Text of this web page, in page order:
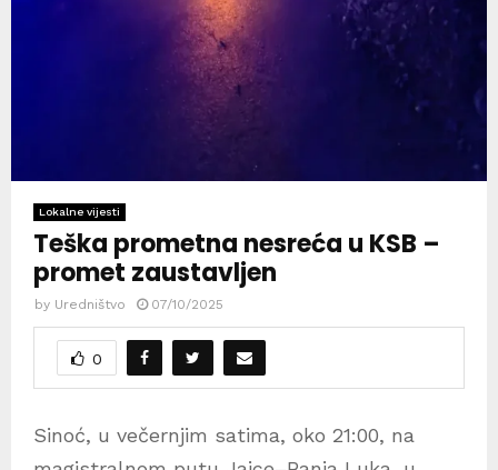
Lokalne vijesti
Teška prometna nesreća u KSB –
promet zaustavljen
by Uredništvo 07/10/2025
0
Sinoć, u večernjim satima, oko 21:00, na